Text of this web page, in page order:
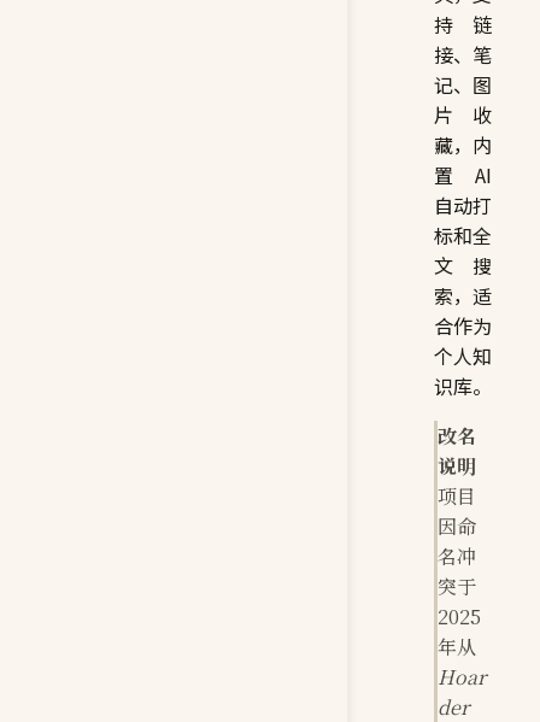
持链
接、笔
记、图
片收
藏，内
置 AI
自动打
标和全
文搜
索，适
合作为
个人知
识库。
改名
说明
项目
因命
名冲
突于
2025
年从
Hoar
der